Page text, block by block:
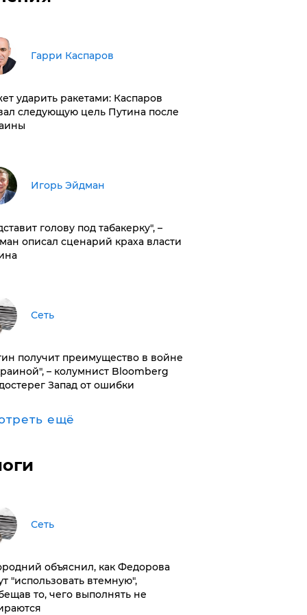
Гарри Каспаров
ударить ракетами: Каспаров
следующую цель Путина после
Игорь Эйдман
голову под табакерку", –
описал сценарий краха власти
Сеть
получит преимущество в войне
– колумнист Bloomberg
Запад от ошибки
ещё
Сеть
объяснил, как Федорова
"использовать втемную",
то, чего выполнять не